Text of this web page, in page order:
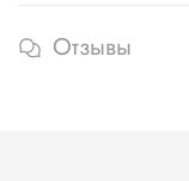
Отзывы